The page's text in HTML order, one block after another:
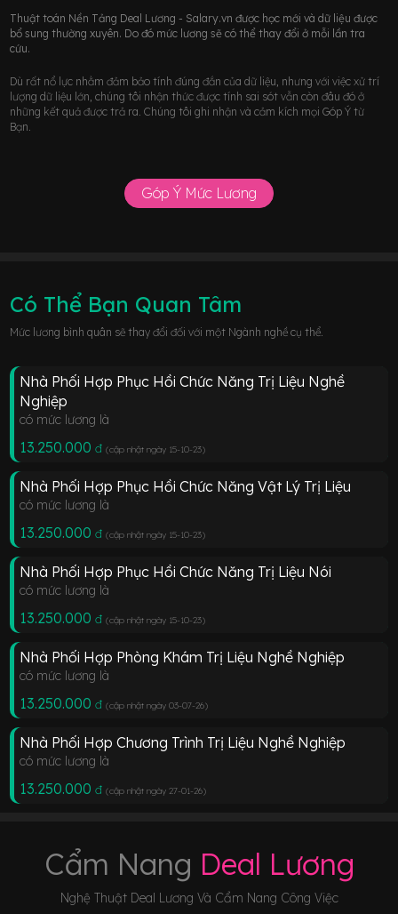
Thuật toán Nền Tảng Deal Lương - Salary.vn được học mới và dữ liệu được
bổ sung thường xuyên. Do đó mức lương sẽ có thể thay đổi ở mỗi lần tra
cứu.
Dù rất nổ lực nhằm đảm bảo tính đúng đắn của dữ liệu, nhưng với việc xử trí
lượng dữ liệu lớn, chúng tôi nhận thức được tính sai sót vẫn còn đâu đó ở
những kết quả được trả ra. Chúng tôi ghi nhận và cảm kích mọi Góp Ý từ
Bạn.
Góp Ý Mức Lương
Có Thể Bạn Quan Tâm
Mức lương bình quân sẽ thay đổi đối với một Ngành nghề cụ thể.
Nhà Phối Hợp Phục Hồi Chức Năng Trị Liệu Nghề
Nghiệp
có mức lương là
13.250.000 đ (cập nhật ngày 15-10-23)
Nhà Phối Hợp Phục Hồi Chức Năng Vật Lý Trị Liệu
có mức lương là
13.250.000 đ (cập nhật ngày 15-10-23)
Nhà Phối Hợp Phục Hồi Chức Năng Trị Liệu Nói
có mức lương là
13.250.000 đ (cập nhật ngày 15-10-23)
Nhà Phối Hợp Phòng Khám Trị Liệu Nghề Nghiệp
có mức lương là
13.250.000 đ (cập nhật ngày 03-07-26)
Nhà Phối Hợp Chương Trình Trị Liệu Nghề Nghiệp
có mức lương là
13.250.000 đ (cập nhật ngày 27-01-26)
Cẩm Nang Deal Lương
Nghệ Thuật Deal Lương Và Cẩm Nang Công Việc